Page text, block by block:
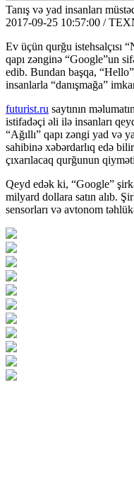
Tanış və yad insanları
2017-09-25 10:57:00 /
Ev üçün qurğu istehsalçısı
qapı zənginə “Google”un
edib. Bundan başqa,
insanlarla “danışmağa”
futurist.ru saytının
istifadəçi əli ilə insanları
“Ağıllı” qapı zəngi yad və
sahibinə xəbərdarlıq edə
çıxarılacaq qurğunun
Qeyd edək ki, “Google”
milyard dollara satın alıb.
sensorları və avtonom